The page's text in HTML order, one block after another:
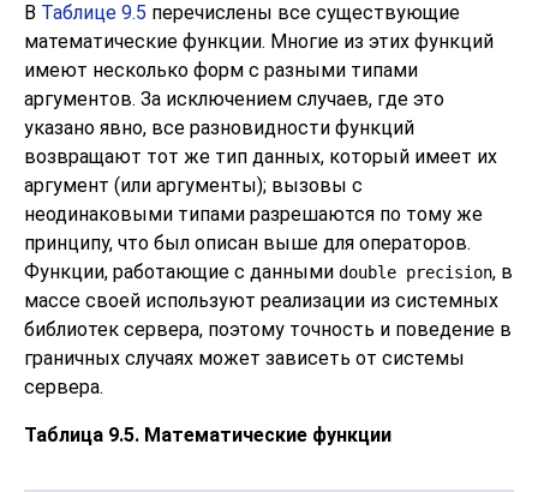
В Таблице 9.5 перечислены все существующие
математические функции. Многие из этих функций
имеют несколько форм с разными типами
аргументов. За исключением случаев, где это
указано явно, все разновидности функций
возвращают тот же тип данных, который имеет их
аргумент (или аргументы); вызовы с
неодинаковыми типами разрешаются по тому же
принципу, что был описан выше для операторов.
Функции, работающие с данными double precision, в
массе своей используют реализации из системных
библиотек сервера, поэтому точность и поведение в
граничных случаях может зависеть от системы
сервера.
Таблица 9.5. Математические функции